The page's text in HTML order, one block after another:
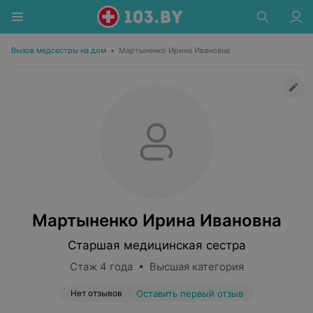
Вызов медсестры на дом • Мартыненко Ирина Ивановна
Мартыненко Ирина Ивановна
Старшая медицинская сестра
Стаж 4 года • Высшая категория
Нет отзывов Оставить первый отзыв